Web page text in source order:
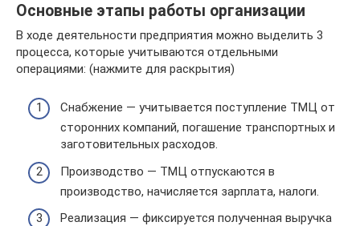
Основные этапы работы организации
В ходе деятельности предприятия можно выделить 3
процесса, которые учитываются отдельными
операциями: (нажмите для раскрытия)
Снабжение — учитывается поступление ТМЦ от
сторонних компаний, погашение транспортных и
заготовительных расходов.
Производство — ТМЦ отпускаются в
производство, начисляется зарплата, налоги.
Реализация — фиксируется полученная выручка